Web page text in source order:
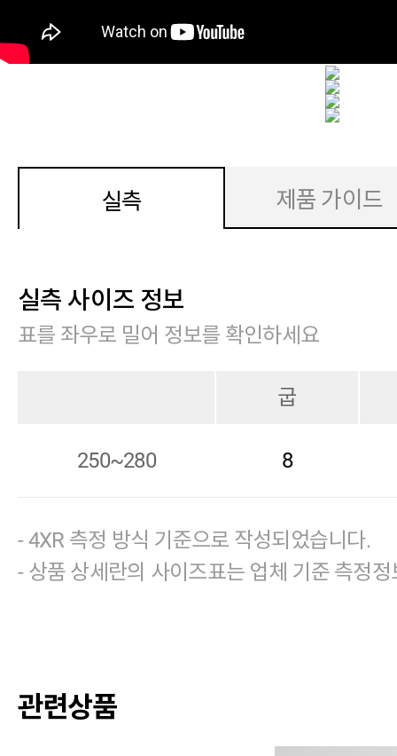
실측 제품 가이드
실측 사이즈 정보
표를 좌우로 밀어 정보를 확인하세요
굽
250~280 8
- 4XR 측정 방식 기준으로 작성되었습니다.
- 상품 상세란의 사이즈표는 업체 기준 측정정
관련상품